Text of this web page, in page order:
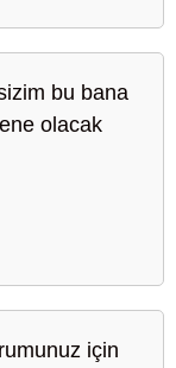
bu bana
olacak
için